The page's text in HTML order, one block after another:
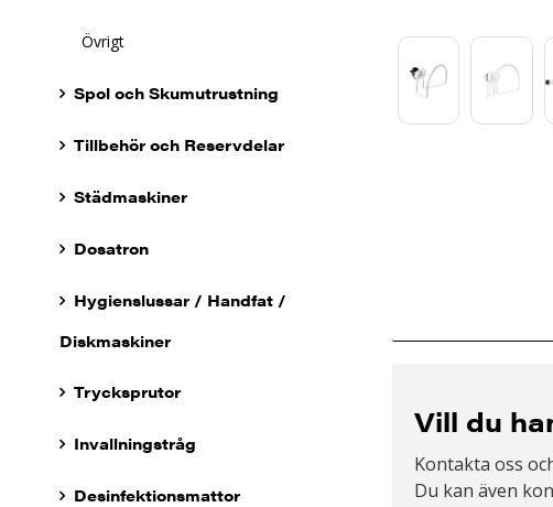
Övrigt
Spol och Skumutrustning
Tillbehör och Reservdelar
Städmaskiner
Dosatron
Hygienslussar / Handfat /
Diskmaskiner
Trycksprutor
Invallningstråg
Desinfektionsmattor
Vill du
Kontakta oss
Du kan även